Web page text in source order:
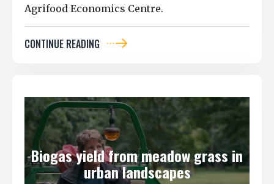
Agrifood Economics Centre.
CONTINUE READING
Biogas yield from meadow grass in
urban landscapes